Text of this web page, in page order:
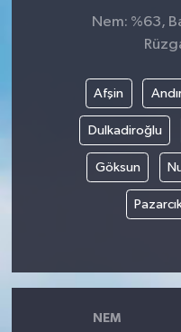
Nem: %63,
Afşin
Dulkadiroğlu
Göksun
NEM